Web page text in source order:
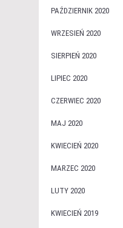
PAŹDZIERNIK 2020
WRZESIEŃ 2020
SIERPIEŃ 2020
LIPIEC 2020
CZERWIEC 2020
MAJ 2020
KWIECIEŃ 2020
MARZEC 2020
LUTY 2020
KWIECIEŃ 2019